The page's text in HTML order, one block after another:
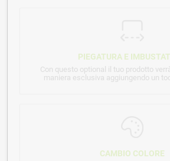
PIEGATURA E
Con questo optional il tuo prodotto
maniera esclusiva aggiungendo un
CAMBIO COLORE